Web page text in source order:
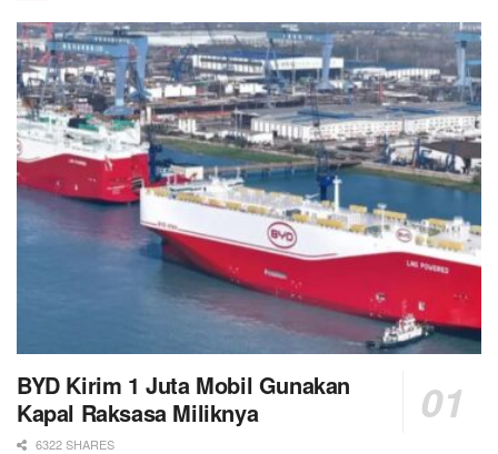
BYD Kirim 1 Juta Mobil Gunakan
Kapal Raksasa Miliknya
6322 SHARES